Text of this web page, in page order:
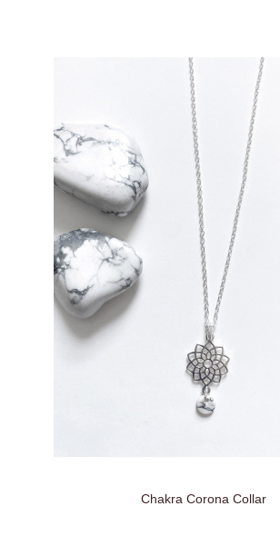
Chakra Corona Collar